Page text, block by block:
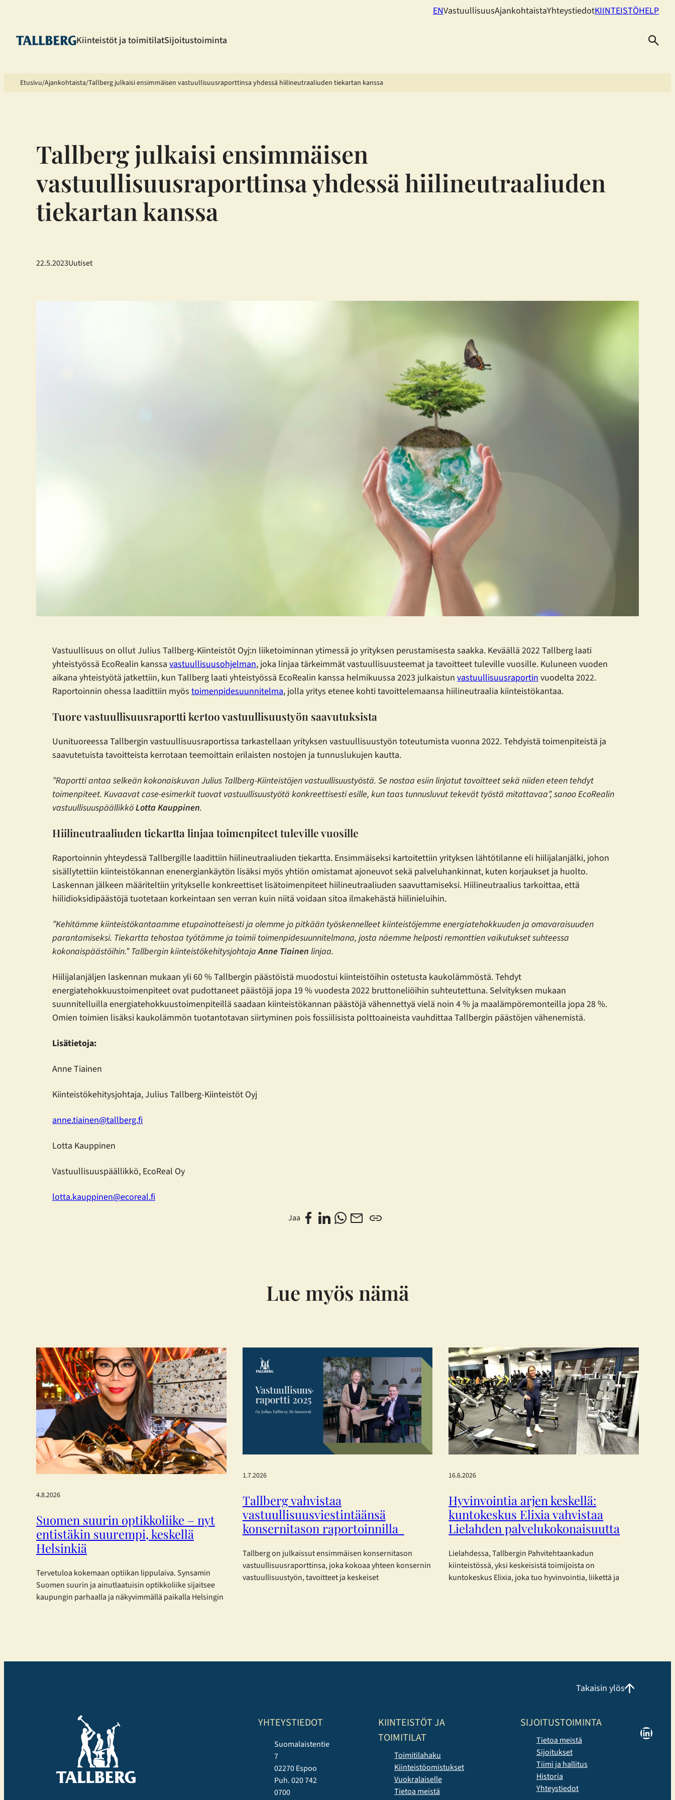
ENVastuullisuusAjankohtaistaYhteystiedotKIINTEISTÖHELP
Kiinteistöt ja toimitilatSijoitustoiminta
Etusivu Ajankohtaista Tallberg julkaisi ensimmäisen vastuullisuusraporttinsa yhdessä hiilineutraaliuden tiekartan kanssa
Tallberg julkaisi ensimmäisen
vastuullisuusraporttinsa yhdessä hiilineutraaliuden
tiekartan kanssa
22.5.2023Uutiset
Vastuullisuus on ollut Julius Tallberg-Kiinteistöt Oyj:n liiketoiminnan ytimessä jo yrityksen perustamisesta saakka. Keväällä 2022 Tallberg laati
yhteistyössä EcoRealin kanssa vastuullisuusohjelman, joka linjaa tärkeimmät vastuullisuusteemat ja tavoitteet tuleville vuosille. Kuluneen vuoden
aikana yhteistyötä jatkettiin, kun Tallberg laati yhteistyössä EcoRealin kanssa helmikuussa 2023 julkaistun vastuullisuusraportin vuodelta 2022.
Raportoinnin ohessa laadittiin myös toimenpidesuunnitelma, jolla yritys etenee kohti tavoittelemaansa hiilineutraalia kiinteistökantaa.
Tuore vastuullisuusraportti kertoo vastuullisuustyön saavutuksista
Uunituoreessa Tallbergin vastuullisuusraportissa tarkastellaan yrityksen vastuullisuustyön toteutumista vuonna 2022. Tehdyistä toimenpiteistä ja
saavutetuista tavoitteista kerrotaan teemoittain erilaisten nostojen ja tunnuslukujen kautta.
”Raportti antaa selkeän kokonaiskuvan Julius Tallberg-Kiinteistöjen vastuullisuustyöstä. Se nostaa esiin linjatut tavoitteet sekä niiden eteen tehdyt
toimenpiteet. Kuvaavat case-esimerkit tuovat vastuullisuustyötä konkreettisesti esille, kun taas tunnusluvut tekevät työstä mitattavaa”, sanoo EcoRealin
vastuullisuuspäällikköLotta Kauppinen.
Hiilineutraaliuden tiekartta linjaa toimenpiteet tuleville vuosille
Raportoinnin yhteydessä Tallbergille laadittiin hiilineutraaliuden tiekartta. Ensimmäiseksi kartoitettiin yrityksen lähtötilanne eli hiilijalanjälki, johon
sisällytettiin kiinteistökannan enenergiankäytön lisäksi myös yhtiön omistamat ajoneuvot sekä palveluhankinnat, kuten korjaukset ja huolto.
Laskennan jälkeen määriteltiin yritykselle konkreettiset lisätoimenpiteet hiilineutraaliuden saavuttamiseksi. Hiilineutraalius tarkoittaa, että
hiilidioksidipäästöjä tuotetaan korkeintaan sen verran kuin niitä voidaan sitoa ilmakehästä hiilinieluihin.
”Kehitämme kiinteistökantaamme etupainotteisesti ja olemme jo pitkään työskennelleet kiinteistöjemme energiatehokkuuden ja omavaraisuuden
parantamiseksi. Tiekartta tehostaa työtämme ja toimii toimenpidesuunnitelmana, josta näemme helposti remonttien vaikutukset suhteessa
kokonaispäästöihin.” Tallbergin kiinteistökehitysjohtajaAnne Tiainen linjaa.
Hiilijalanjäljen laskennan mukaan yli 60 % Tallbergin päästöistä muodostui kiinteistöihin ostetusta kaukolämmöstä. Tehdyt
energiatehokkuustoimenpiteet ovat pudottaneet päästöjä jopa 19 % vuodesta 2022 bruttoneliöihin suhteutettuna. Selvityksen mukaan
suunnitelluilla energiatehokkuustoimenpiteillä saadaan kiinteistökannan päästöjä vähennettyä vielä noin 4 % ja maalämpöremonteilla jopa 28 %.
Omien toimien lisäksi kaukolämmön tuotantotavan siirtyminen pois fossiilisista polttoaineista vauhdittaa Tallbergin päästöjen vähenemistä.
Lisätietoja:
Anne Tiainen
Kiinteistökehitysjohtaja, Julius Tallberg-Kiinteistöt Oyj
anne.tiainen@tallberg.fi
Lotta Kauppinen
Vastuullisuuspäällikkö, EcoReal Oy
lotta.kauppinen@ecoreal.fi
Jaa
Lue myös nämä
4.8.2026
Suomen suurin optikkoliike – nyt
entistäkin suurempi, keskellä
Helsinkiä
Tervetuloa kokemaan optiikan lippulaiva. Synsamin
Suomen suurin ja ainutlaatuisin optikkoliike sijaitsee
kaupungin parhaalla ja näkyvimmällä paikalla Helsingin
1.7.2026
Tallberg vahvistaa
vastuullisuusviestintäänsä
konsernitason raportoinnilla
Tallberg on julkaissut ensimmäisen konsernitason
vastuullisuusraporttinsa, joka kokoaa yhteen konsernin
vastuullisuustyön, tavoitteet ja keskeiset
EFRAG:n (European Financial Reporting Advisory Group)
16.6.2026
Hyvinvointia arjen keskellä:
kuntokeskus Elixia vahvistaa
Lielahden palvelukokonaisuutta
Lielahdessa, Tallbergin Pahvitehtaankadun
kiinteistössä, yksi keskeisistä toimijoista on
kuntokeskus Elixia, joka tuo hyvinvointia, liikettä ja
Running ja Performance Hyrox tunneille tai valita
Uutuuksista erityisen suosittuja ovat…Takaisin ylös
YHTEYSTIEDOT
Suomalaistentie
7
02270 Espoo
Puh. 020 742
0700
KIINTEISTÖT JA
TOIMITILAT
Toimitilahaku
Kiinteistöomistukset
Vuokralaiselle
Tietoa meistä
SIJOITUSTOIMINTA
Tietoa meistä
Sijoitukset
Tiimi ja hallitus
Historia
Yhteystiedot
LinkedIn